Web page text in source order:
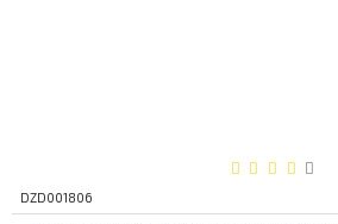
DZD001806